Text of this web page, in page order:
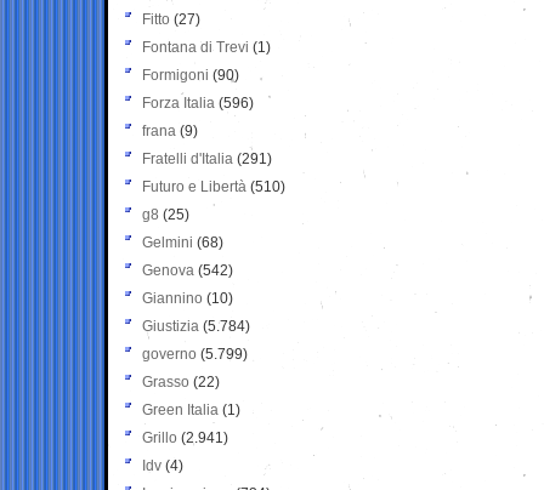
Fitto (27)
Fontana di Trevi (1)
Formigoni (90)
Forza Italia (596)
frana (9)
Fratelli d'Italia (291)
Futuro e Libertà (510)
g8 (25)
Gelmini (68)
Genova (542)
Giannino (10)
Giustizia (5.784)
governo (5.799)
Grasso (22)
Green Italia (1)
Grillo (2.941)
Idv (4)